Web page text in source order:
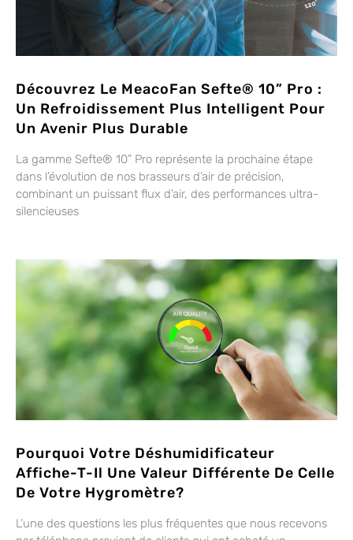
Découvrez Le MeacoFan Sefte® 10” Pro :
Un Refroidissement Plus Intelligent Pour
Un Avenir Plus Durable
La gamme Sefte® 10” Pro représente la prochaine étape
dans l’évolution de nos brasseurs d’air de précision,
combinant un puissant flux d’air, des performances ultra-
silencieuses
Pourquoi Votre Déshumidificateur
Affiche-T-Il Une Valeur Différente De Celle
De Votre Hygromètre?
L’une des questions les plus fréquentes que nous recevons